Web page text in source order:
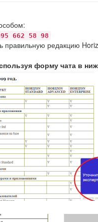
662 58 98
правильную редакцию
форму чата в